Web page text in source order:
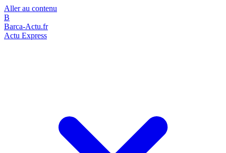
Aller au contenu
B
Barca-Actu.fr
Actu Express